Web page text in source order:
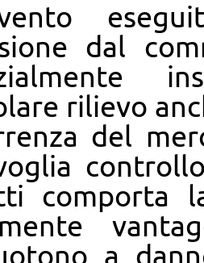
dal
rilievo
del
comporta
a